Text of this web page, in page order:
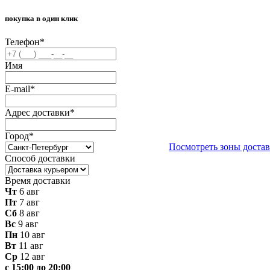
покупка в один клик
Телефон*
Имя
E-mail*
Адрес доставки*
Город*
Посмотреть зоны
Способ доставки
Время доставки
Чт 6 авг
Пт 7 авг
Сб 8 авг
Вс 9 авг
Пн 10 авг
Вт 11 авг
Ср 12 авг
с 15:00 до 20:00